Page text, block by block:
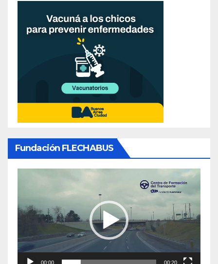
Fundación FLECHABUS
video
00:00 00:20